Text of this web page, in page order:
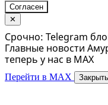
Согласен
✕
Срочно: Telegram
Главные новости
теперь у нас в MAX
Перейти в MAX Закрыть